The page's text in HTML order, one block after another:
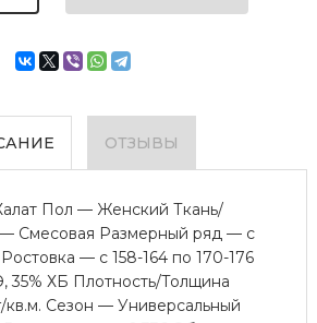
ОТЗЫВЫ
Пол — Женский Ткань/
Смесовая Размерный ряд — с
— с 158-164 по 170-176
35% ХБ Плотность/Толщина
кв.м. Сезон — Универсальный